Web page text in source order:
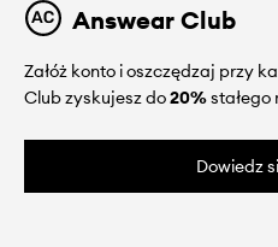
Answear Club
Załóż konto i oszczędzaj przy
Club zyskujesz do20%stałego
Dowiedz